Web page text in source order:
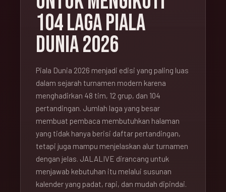
104 LAGA PIALA
DUNIA 2026
Piala Dunia 2026 menjadi edisi yang paling luas
dalam sejarah turnamen modern karena
menghadirkan 48 tim, 12 grup, dan 104
pertandingan. Jumlah laga yang besar
membuat pembaca membutuhkan halaman
yang tidak hanya berisi daftar pertandingan,
tetapi juga mampu menjelaskan alur turnamen
dengan jelas. JALALIVE dirancang untuk
menjawab kebutuhan itu melalui susunan
kalender yang padat, rapi, dan mudah dipindai.